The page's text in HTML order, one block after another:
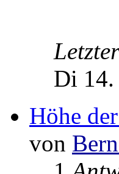
Di 14.
Höhe
von